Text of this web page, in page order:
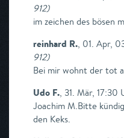
912)
im zeichen des bösen
reinhard R., 01. Apr,
912)
Bei mir wohnt der tot
Udo F., 31. Mär, 17:30
Joachim M.Bitte
den Keks.